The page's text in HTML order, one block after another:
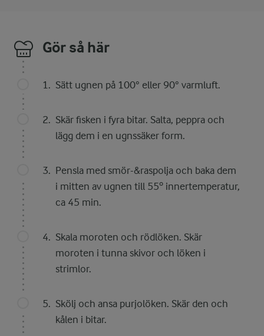
Gör så här
Sätt ugnen på 100° eller 90° varmluft.
Skär fisken i fyra bitar. Salta, peppra och
lägg dem i en ugnssäker form.
Pensla med smör-&raspolja och baka dem
i mitten av ugnen till 55º innertemperatur,
ca 45 min.
Skala moroten och rödlöken. Skär
moroten i tunna skivor och löken i
strimlor.
Skölj och ansa purjolöken. Skär den och
kålen i bitar.